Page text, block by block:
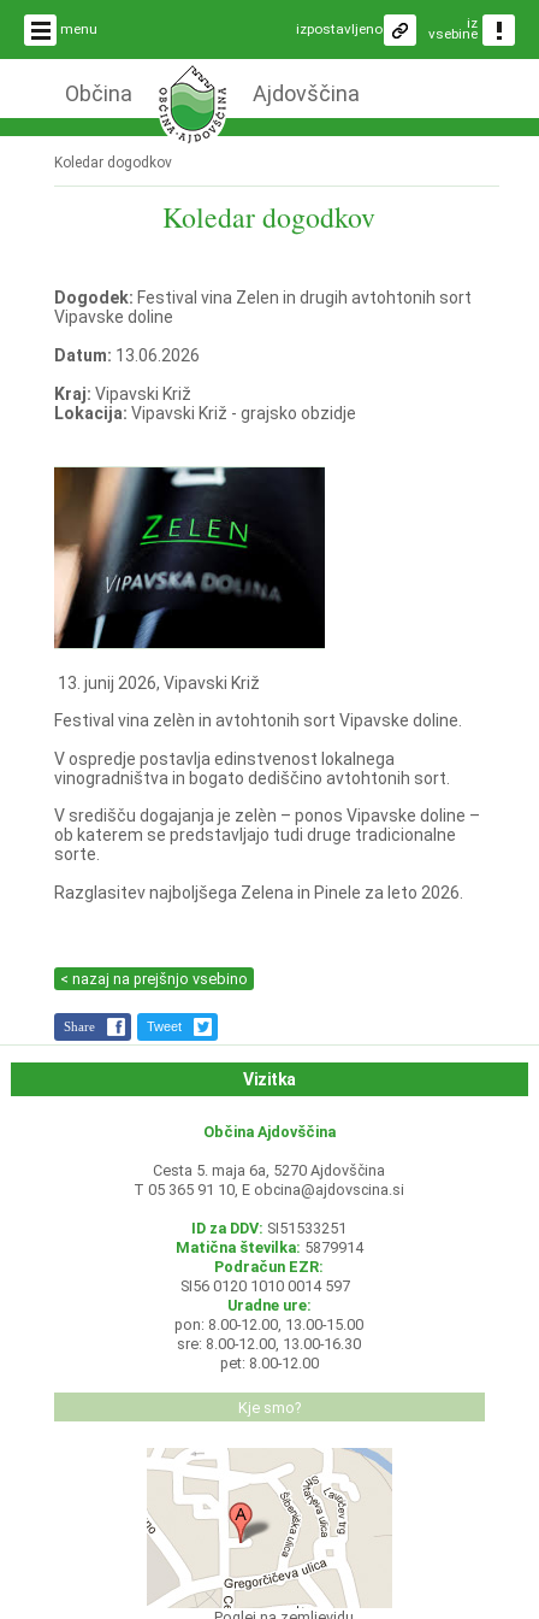
menu iz
vsebine
izpostavljeno
Občina Ajdovščina
Koledar dogodkov
Koledar dogodkov
Dogodek: Festival vina Zelen in drugih avtohtonih sort
Vipavske doline
Datum: 13.06.2026
Kraj: Vipavski Križ
Lokacija: Vipavski Križ - grajsko obzidje
13. junij 2026, Vipavski Križ
Festival vina zelèn in avtohtonih sort Vipavske doline.
V ospredje postavlja edinstvenost lokalnega
vinogradništva in bogato dediščino avtohtonih sort.
V središču dogajanja je zelèn – ponos Vipavske doline –
ob katerem se predstavljajo tudi druge tradicionalne
sorte.
Razglasitev najboljšega Zelena in Pinele za leto 2026.
< nazaj na prejšnjo vsebino
Share Tweet
Vizitka
Občina Ajdovščina
Cesta 5. maja 6a, 5270 Ajdovščina
T 05 365 91 10, E obcina@ajdovscina.si
ID za DDV: SI51533251
Matična številka: 5879914
Podračun EZR:
SI56 0120 1010 0014 597
Uradne ure:
pon: 8.00-12.00, 13.00-15.00
sre: 8.00-12.00, 13.00-16.30
pet: 8.00-12.00
Kje smo?